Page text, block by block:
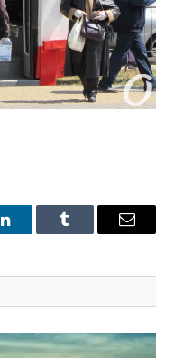
LinkedInTumblr Email